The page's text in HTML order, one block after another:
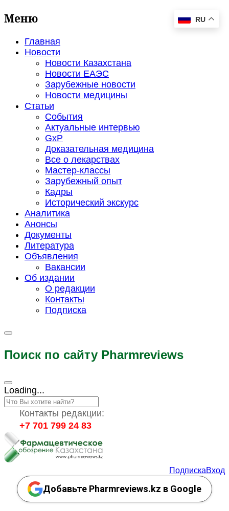
Меню
Главная
Новости
Новости Казахстана
Новости ЕАЭС
Зарубежные новости
Новости медицины
Статьи
События
Актуальные интервью
GxP
Доказательная медицина
Все о лекарствах
Мастер-классы
Зарубежный опыт
Кадры
Исторический экскурс
Аналитика
Анонсы
Документы
Литература
Объявления
Вакансии
Об издании
О редакции
Контакты
Подписка
Поиск по сайту Pharmreviews
Loading...
Контакты редакции:
+7 701 799 24 83
RU
ПодпискаВход
Добавьте Pharmreviews.kz в Google